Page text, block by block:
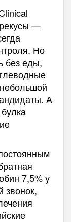
—
Но
без еды,
А
7,5% у
звонок,